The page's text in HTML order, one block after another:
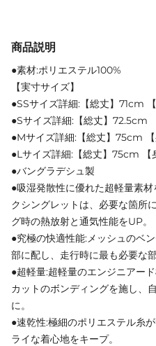
商品説明
●素材:ポリエステル100%
【実寸サイズ】
●SSサイズ詳細:【総丈】71cm
●Sサイズ詳細:【総丈】72.5cm
●Mサイズ詳細:【総丈】75cm
●Lサイズ詳細:【総丈】75cm
●バングラデシュ製
●吸湿発散性に優れた超軽量素
クシングレットは、必要な箇所
グ時の熱放射と通気性能をUP。
●究極の快適性能:メッシュのベ
部に配し、走行時に最も必要な
●超軽量:超軽量のエンジニアー
カットのボンディングを施し、
に。
●速乾性:極細のポリエステル糸
ライな着心地をキープ。